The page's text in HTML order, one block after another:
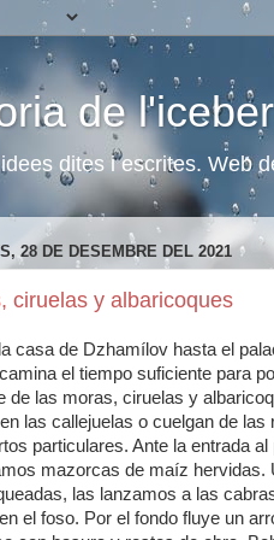
de
dites i escrites. Web
28 DE DESEMBRE DEL 2021
ciruelas y albaricoques
casa de Dzhamílov hasta el
el tiempo suficiente para
de las moras, ciruelas y
las callejuelas o cuelgan de las
particulares. Ante la entrada al
mazorcas de maíz hervidas.
las lanzamos a las
el foso. Por el fondo fluye un